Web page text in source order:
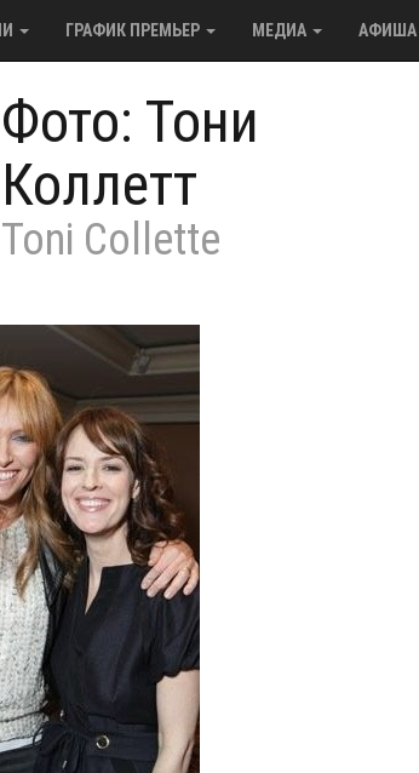
ГРАФИК ПРЕМЬЕР МЕДИА АФИША
Фото: Тони
Коллетт
Toni Collette